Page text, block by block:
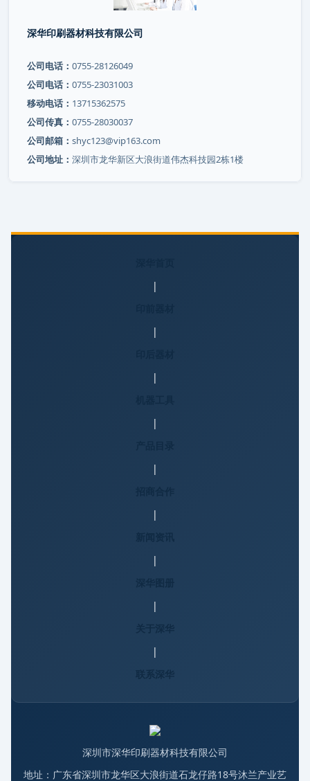
深华印刷器材科技有限公司
公司电话： 0755-28126049
公司电话： 0755-23031003
移动电话： 13715362575
公司传真： 0755-28030037
公司邮箱： shyc123@vip163.com
公司地址： 深圳市龙华新区大浪街道伟杰科技园2栋1楼
|
|
|
|
|
|
|
|
|
深圳市深华印刷器材科技有限公司
地址：广东省深圳市龙华区大浪街道石龙仔路18号沐兰产业艺